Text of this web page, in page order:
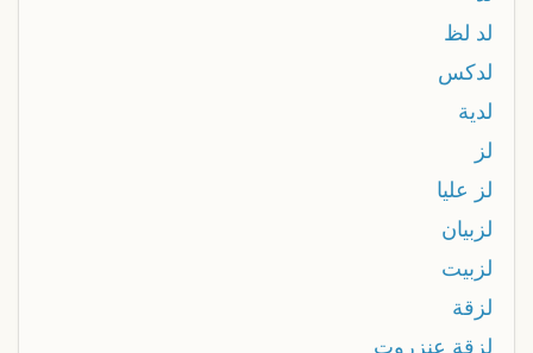
لد لظ
لدكس
لدية
لز
لز عليا
لزبيان
لزبيت
لزقة
لزقة عنزروت